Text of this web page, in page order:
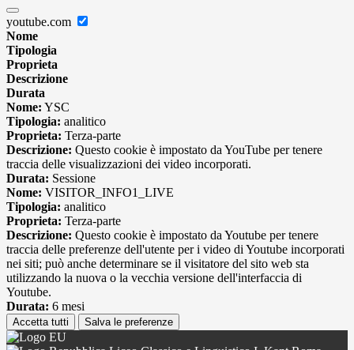
youtube.com
Nome
Tipologia
Proprieta
Descrizione
Durata
Nome: YSC
Tipologia: analitico
Proprieta: Terza-parte
Descrizione: Questo cookie è impostato da YouTube per tenere
traccia delle visualizzazioni dei video incorporati.
Durata: Sessione
Nome: VISITOR_INFO1_LIVE
Tipologia: analitico
Proprieta: Terza-parte
Descrizione: Questo cookie è impostato da Youtube per tenere
traccia delle preferenze dell'utente per i video di Youtube incorporati
nei siti; può anche determinare se il visitatore del sito web sta
utilizzando la nuova o la vecchia versione dell'interfaccia di
Youtube.
Durata: 6 mesi
Accetta tutti Salva le preferenze